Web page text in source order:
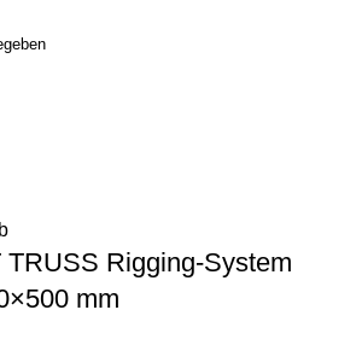
TRUSS Rigging-System
mm